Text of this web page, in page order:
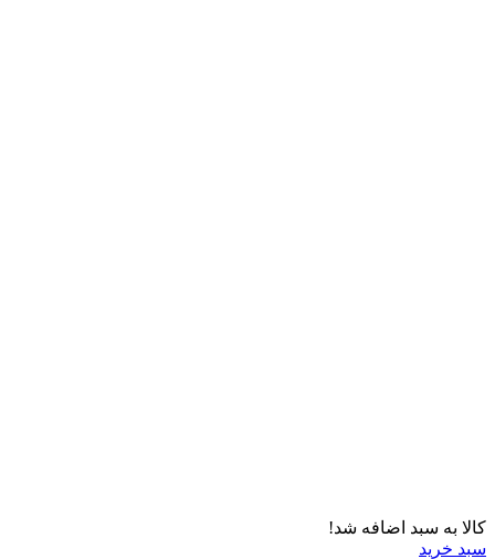
کالا به سبد اضافه شد!
سبد خرید